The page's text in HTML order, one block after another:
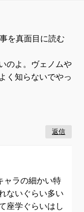
を真面目に読む
のよ。ヴェノムや
く知らないでやっ
返信
ャラの細かい特
ないぐらい多い
座学ぐらいはし